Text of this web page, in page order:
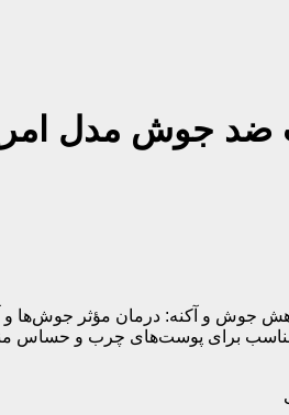
ضد جوش مدل
و آکنه: درمان مؤثر جوش‌ها و
برای پوست‌های چرب و حساس